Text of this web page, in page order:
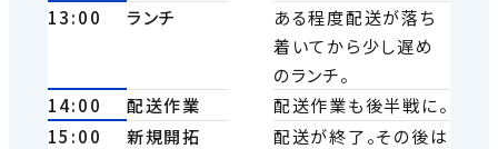
13:00
ランチ
ある程度配送が落ち
着いてから少し遅め
のランチ。
14:00
配送作業
配送作業も後半戦に。
15:00
新規開拓
配送が終了。その後は